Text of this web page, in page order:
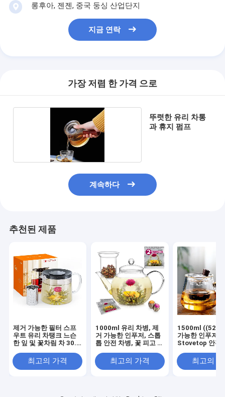
롱후아, 젠젠, 중국 둥싱 산업단지
지금 연락
가장 저렴 한 가격 으로
뚜렷한 유리 차통
과 휴지 펌프
계속하다
추천된 제품
제거 가능한 필터 스프
우트 유리 차탱크 느슨
한 잎 및 꽃차림 차 30.4
최고의 가격
1000ml 유리 차병, 제
거 가능한 인푸저, 스톱
톱 안전 차병, 꽃 피고 느
최고의 가격
1500ml
가능한 인푸저,
Stovetop 안전
꽃이 피고 느슨
최고의